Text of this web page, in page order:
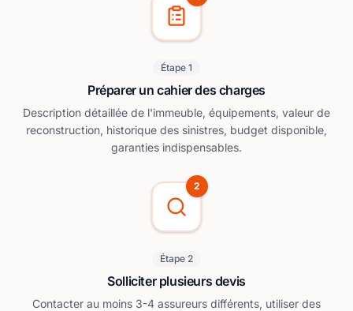
Étape 1
Préparer un cahier des charges
Description détaillée de l'immeuble, équipements, valeur de
reconstruction, historique des sinistres, budget disponible,
garanties indispensables.
2
Étape 2
Solliciter plusieurs devis
Contacter au moins 3-4 assureurs différents, utiliser des